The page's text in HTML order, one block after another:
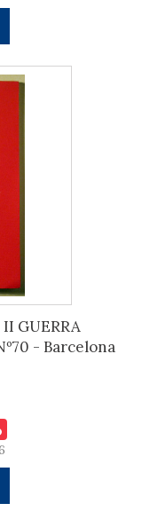
GUERRA
- Barcelona